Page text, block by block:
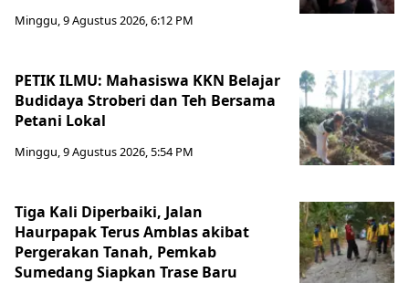
Minggu, 9 Agustus 2026, 6:12 PM
PETIK ILMU: Mahasiswa KKN Belajar
Budidaya Stroberi dan Teh Bersama
Petani Lokal
Minggu, 9 Agustus 2026, 5:54 PM
Tiga Kali Diperbaiki, Jalan
Haurpapak Terus Amblas akibat
Pergerakan Tanah, Pemkab
Sumedang Siapkan Trase Baru